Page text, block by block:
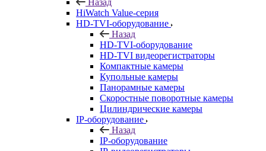
Назад
HiWatch Value-серия
HD-TVI-оборудование
Назад
HD-TVI-оборудование
HD-TVI видеорегистраторы
Компактные камеры
Купольные камеры
Панорамные камеры
Скоростные поворотные камеры
Цилиндрические камеры
IP-оборудование
Назад
IP-оборудование